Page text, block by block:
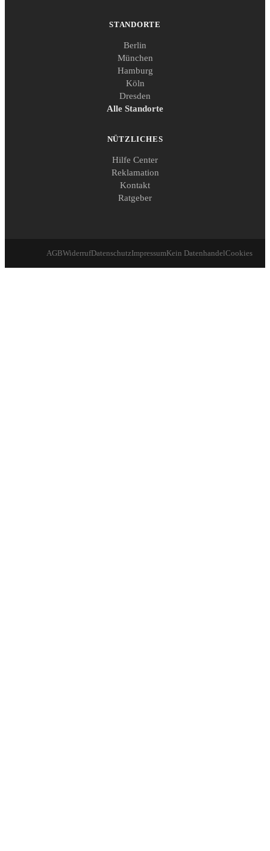
STANDORTE
Berlin
München
Hamburg
Köln
Dresden
Alle Standorte
NÜTZLICHES
Hilfe Center
Reklamation
Kontakt
Ratgeber
AGBWiderrufDatenschutzImpressumKein DatenhandelCookies